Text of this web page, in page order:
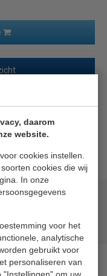
daarom
website.
cookies instellen.
cookies die wij
In onze
voor het
analytische
gebruikt voor
personaliseren van
"Instellingen" om uw
gepresenteerd